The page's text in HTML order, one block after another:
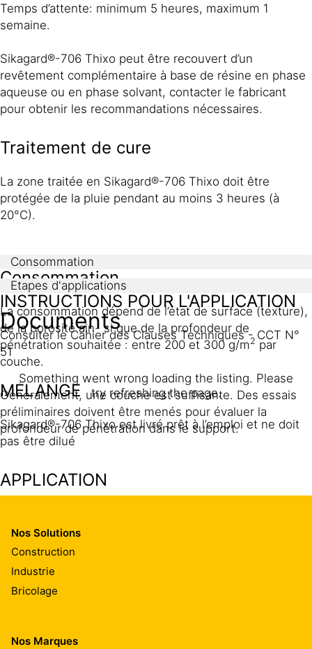
Temps d’attente: minimum 5 heures, maximum 1
semaine.
Sikagard®-706 Thixo peut être recouvert d’un
revêtement complémentaire à base de résine en phase
aqueuse ou en phase solvant, contacter le fabricant
pour obtenir les recommandations nécessaires.
Traitement de cure
La zone traitée en Sikagard®-706 Thixo doit être
protégée de la pluie pendant au moins 3 heures (à
20°C).
Consommation
Consommation
La consommation dépend de l’état de surface (texture),
de la porosité ain- si que de la profondeur de
pénétration souhaitée : entre 200 et 300 g/m2 par
couche.
Généralement, une couche est suffisante. Des essais
préliminaires doivent être menés pour évaluer la
profondeur de pénétration dans le support.
Etapes d'applications
INSTRUCTIONS POUR L'APPLICATION
Consulter le Cahier des Clauses Techniques - CCT N°
51
MÉLANGE
Sikagard®-706 Thixo est livré prêt à l’emploi et ne doit
pas être dilué
APPLICATION
51
Appliquer Sikagard®-706 Thixo à la brosse, au rouleau
laine à poils longs ou au pistolet airless.
Documents
Something went wrong loading the listing. Please
try refreshing the page.
Nos Solutions
Construction
Industrie
Bricolage
Nos Marques